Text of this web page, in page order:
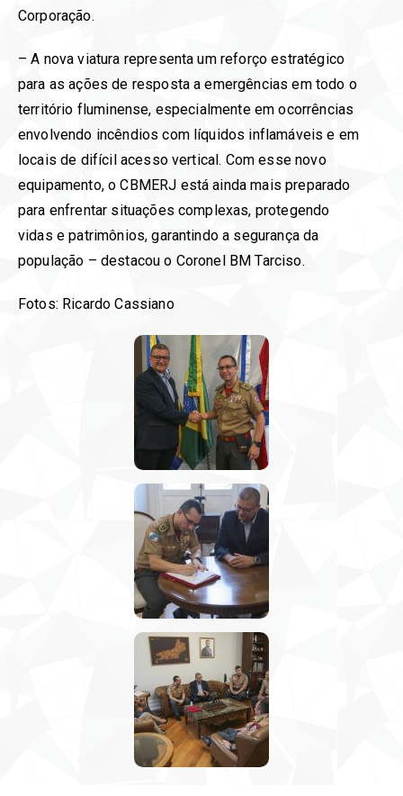
Corporação.
– A nova viatura representa um reforço estratégico
para as ações de resposta a emergências em todo o
território fluminense, especialmente em ocorrências
envolvendo incêndios com líquidos inflamáveis e em
locais de difícil acesso vertical. Com esse novo
equipamento, o CBMERJ está ainda mais preparado
para enfrentar situações complexas, protegendo
vidas e patrimônios, garantindo a segurança da
população – destacou o Coronel BM Tarciso.
Fotos: Ricardo Cassiano